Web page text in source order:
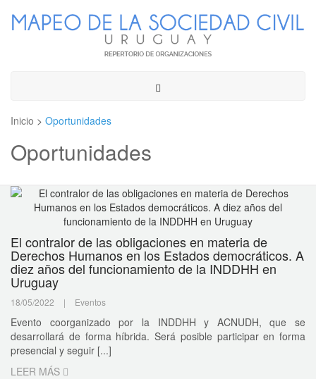
Toggle
Inicio > Oportunidades
Oportunidades
El contralor de las obligaciones en materia de
Derechos Humanos en los Estados democráticos. A
diez años del funcionamiento de la INDDHH en
Uruguay
18/05/2022 | Eventos
Evento coorganizado por la INDDHH y ACNUDH, que se
desarrollará de forma híbrida. Será posible participar en forma
presencial y seguir [...]
LEER MÁS